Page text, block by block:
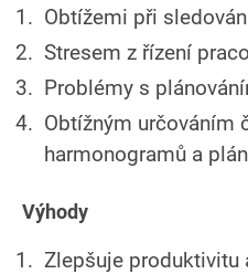
Obtížemi při
Stresem z řízení
Problémy s
Obtížným určováním
harmonogramů a
Výhody
Zlepšuje produktivitu